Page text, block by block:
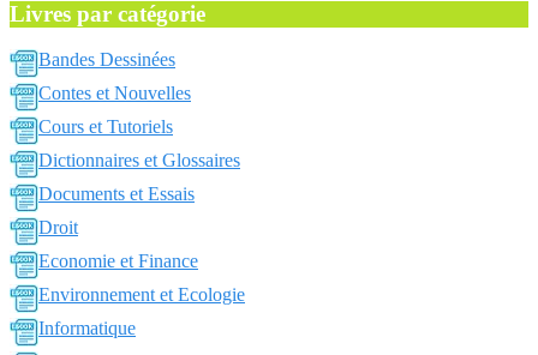
Livres par catégorie
Bandes Dessinées
Contes et Nouvelles
Cours et Tutoriels
Dictionnaires et Glossaires
Documents et Essais
Droit
Economie et Finance
Environnement et Ecologie
Informatique